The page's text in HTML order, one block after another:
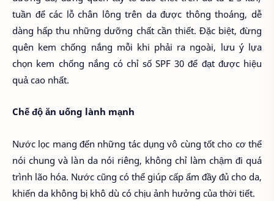
tuần để các lỗ chân lông trên da được thông thoáng, dễ
dàng hấp thu những dưỡng chất cần thiết. Đặc biệt, đừng
quên kem chống nắng mỗi khi phải ra ngoài, lưu ý lựa
chọn kem chống nắng có chỉ số SPF 30 để đạt được hiệu
quả cao nhất.
Chế độ ăn uống lành mạnh
Nước lọc mang đến những tác dụng vô cùng tốt cho cơ thể
nói chung và làn da nói riêng, không chỉ làm chậm đi quá
trình lão hóa. Nước cũng có thể giúp cấp ẩm đầy đủ cho da,
khiến da không bị khô dù có chịu ảnh hưởng của thời tiết.